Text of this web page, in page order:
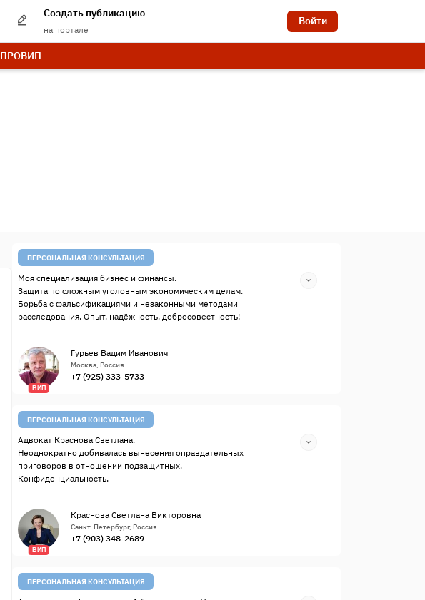
Создать публикацию
на портале
Войти
ПРОВИП
ПЕРСОНАЛЬНАЯ КОНСУЛЬТАЦИЯ
Моя специализация бизнес и финансы.
Защита по сложным уголовным экономическим делам.
Борьба с фальсификациями и незаконными методами
расследования. Опыт, надёжность, добросовестность!
ВИП
Гурьев Вадим Иванович
Москва, Россия
+7 (925) 333-5733
ПЕРСОНАЛЬНАЯ КОНСУЛЬТАЦИЯ
Адвокат Краснова Светлана.
Неоднократно добивалась вынесения оправдательных
приговоров в отношении подзащитных.
Конфиденциальность.
ВИП
Краснова Светлана Викторовна
Санкт-Петербург, Россия
+7 (903) 348-2689
ПЕРСОНАЛЬНАЯ КОНСУЛЬТАЦИЯ